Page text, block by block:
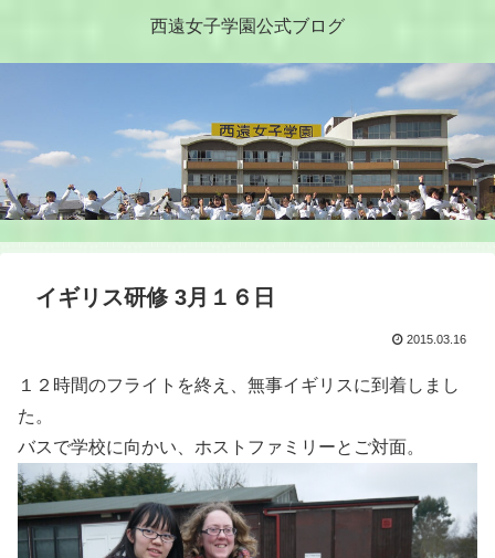
西遠女子学園公式ブログ
イギリス研修 3月１６日
2015.03.16
１２時間のフライトを終え、無事イギリスに到着しまし
た。
バスで学校に向かい、ホストファミリーとご対面。